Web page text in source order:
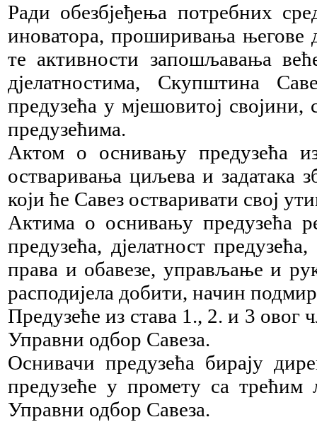
Ради обезбјеђења потребних
иноватора, проширивања његове
те активности запошљавања
дјелатностима, Скупштина
предузећа у мјешовитој својини,
предузећима.
Актом о оснивању предузећа
остваривања циљева и задатака
који ће Савез остваривати свој
Актима о оснивању предузећа
предузећа, дјелатност
права и обавезе, управљање и
расподијела добити, начин
Предузеће из става 1., 2. и 3 овог
Управни одбор Савеза.
Оснивачи предузећа бирају
предузеће у промету са трећим
Управни одбор Савеза.